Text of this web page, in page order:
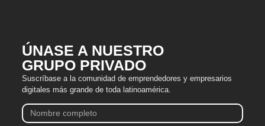
ÚNASE A NUESTRO
GRUPO PRIVADO
Suscríbase a la comunidad de emprendedores y empresarios
digitales más grande de toda latinoamérica.